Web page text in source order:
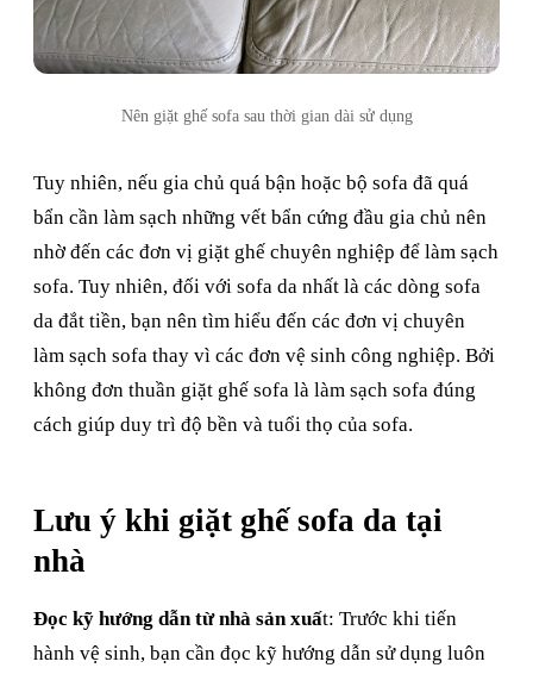
Nên giặt ghế sofa sau thời gian dài sử dụng
Tuy nhiên, nếu gia chủ quá bận hoặc bộ sofa đã quá
bẩn cần làm sạch những vết bẩn cứng đầu gia chủ nên
nhờ đến các đơn vị giặt ghế chuyên nghiệp để làm sạch
sofa. Tuy nhiên, đối với sofa da nhất là các dòng sofa
da đắt tiền, bạn nên tìm hiểu đến các đơn vị chuyên
làm sạch sofa thay vì các đơn vệ sinh công nghiệp. Bởi
không đơn thuần giặt ghế sofa là làm sạch sofa đúng
cách giúp duy trì độ bền và tuổi thọ của sofa.
Lưu ý khi giặt ghế sofa da tại
nhà
Đọc kỹ hướng dẫn từ nhà sản xuất: Trước khi tiến
hành vệ sinh, bạn cần đọc kỹ hướng dẫn sử dụng luôn